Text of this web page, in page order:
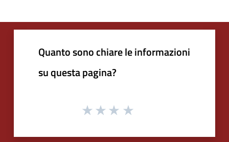
Quanto sono chiare le informazioni
su questa pagina?